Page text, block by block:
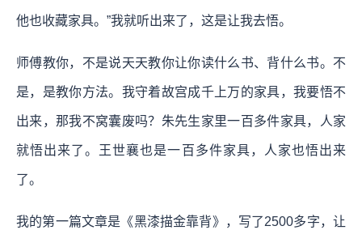
他也收藏家具。”我就听出来了，这是让我去悟。
师傅教你，不是说天天教你让你读什么书、背什么书。不
是，是教你方法。我守着故宫成千上万的家具，我要悟不
出来，那我不窝囊废吗？朱先生家里一百多件家具，人家
就悟出来了。王世襄也是一百多件家具，人家也悟出来
了。
我的第一篇文章是《黑漆描金靠背》，写了2500多字，让